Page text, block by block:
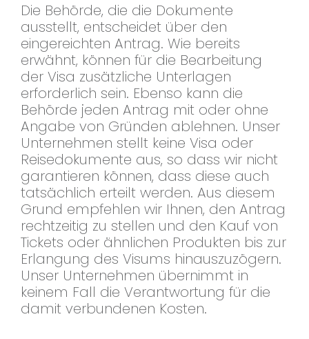
Die Behörde, die die Dokumente
ausstellt, entscheidet über den
eingereichten Antrag. Wie bereits
erwähnt, können für die Bearbeitung
der Visa zusätzliche Unterlagen
erforderlich sein. Ebenso kann die
Behörde jeden Antrag mit oder ohne
Angabe von Gründen ablehnen. Unser
Unternehmen stellt keine Visa oder
Reisedokumente aus, so dass wir nicht
garantieren können, dass diese auch
tatsächlich erteilt werden. Aus diesem
Grund empfehlen wir Ihnen, den Antrag
rechtzeitig zu stellen und den Kauf von
Tickets oder ähnlichen Produkten bis zur
Erlangung des Visums hinauszuzögern.
Unser Unternehmen übernimmt in
keinem Fall die Verantwortung für die
damit verbundenen Kosten.